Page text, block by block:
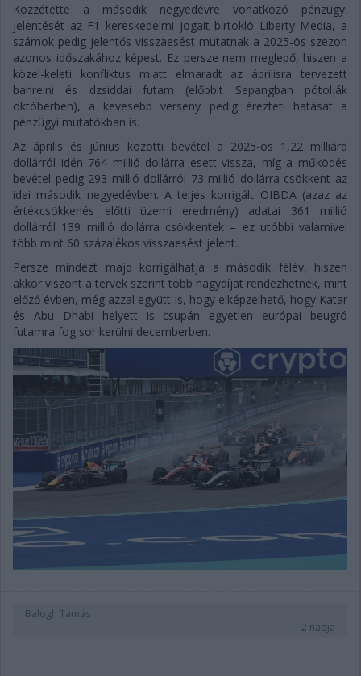
Közzétette a második negyedévre vonatkozó pénzügyi
jelentését az F1 kereskedelmi jogait birtokló Liberty Media, a
számok pedig jelentős visszaesést mutatnak a 2025-ös szezon
azonos időszakához képest. Ez persze nem meglepő, hiszen a
közel-keleti konfliktus miatt elmaradt az áprilisra tervezett
bahreini és dzsiddai futam (előbbit Sepangban pótolják
októberben), a kevesebb verseny pedig érezteti hatását a
pénzügyi mutatókban is.
Az április és június közötti bevétel a 2025-ös 1,22 milliárd
dollárról idén 764 millió dollárra esett vissza, míg a működés
bevétel pedig 293 millió dollárról 73 millió dollárra csökkent az
idei második negyedévben. A teljes korrigált OIBDA (azaz az
értékcsökkenés előtti üzemi eredmény) adatai 361 millió
dollárról 139 millió dollárra csökkentek – ez utóbbi valamivel
több mint 60 százalékos visszaesést jelent.
Persze mindezt majd korrigálhatja a második félév, hiszen
akkor viszont a tervek szerint több nagydíjat rendezhetnek, mint
előző évben, még azzal együtt is, hogy elképzelhető, hogy Katar
és Abu Dhabi helyett is csupán egyetlen európai beugró
futamra fog sor kerülni decemberben.
Balogh Tamás
2 napja